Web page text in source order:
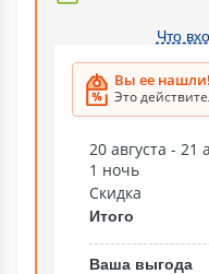
Что
Вы ее нашли!
Это
20 августа - 21
1 ночь
Скидка
Итого
Ваша выгода